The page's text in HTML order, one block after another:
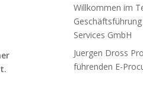
Willkommen im
Services GmbH
Juergen Dross
führenden E-